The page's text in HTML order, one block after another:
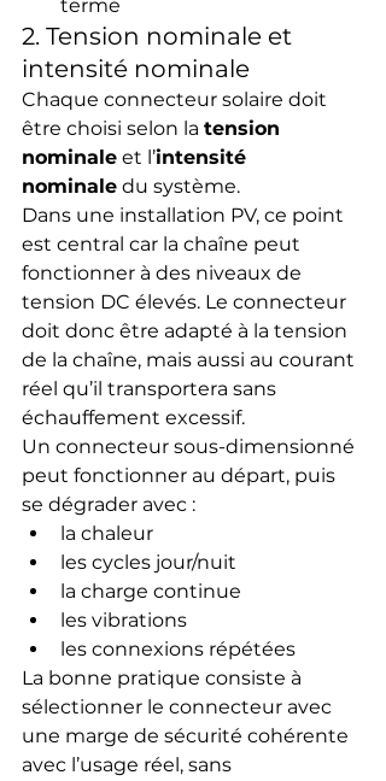
terme
2. Tension nominale et
intensité nominale
Chaque connecteur solaire doit
être choisi selon la tension
nominale et l’intensité
nominale du système.
Dans une installation PV, ce point
est central car la chaîne peut
fonctionner à des niveaux de
tension DC élevés. Le connecteur
doit donc être adapté à la tension
de la chaîne, mais aussi au courant
réel qu’il transportera sans
échauffement excessif.
Un connecteur sous-dimensionné
peut fonctionner au départ, puis
se dégrader avec :
la chaleur
les cycles jour/nuit
la charge continue
les vibrations
les connexions répétées
La bonne pratique consiste à
sélectionner le connecteur avec
une marge de sécurité cohérente
avec l’usage réel, sans